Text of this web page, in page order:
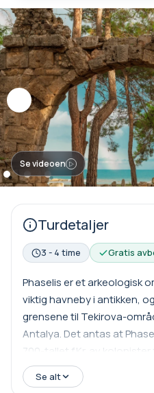
Se videoen
Turdetaljer
3 - 4 time Gratis
Phaselis er et arkeologisk
viktig havneby i antikken,
grensene til Tekirova-
Antalya. Det antas at
700-tallet f.Kr. av kolonister
grunnleggelsesmyten
lokalbefolkningens tilbud
Se alt